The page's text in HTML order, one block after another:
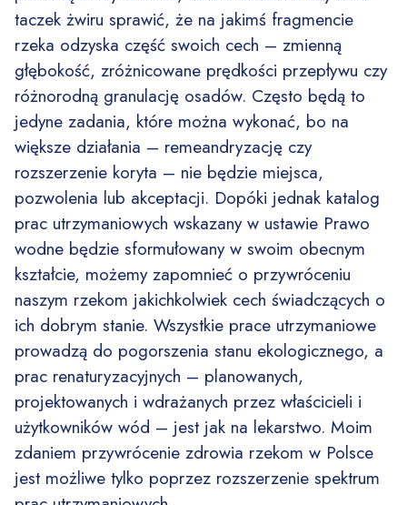
taczek żwiru sprawić, że na jakimś fragmencie
rzeka odzyska część swoich cech – zmienną
głębokość, zróżnicowane prędkości przepływu czy
różnorodną granulację osadów. Często będą to
jedyne zadania, które można wykonać, bo na
większe działania – remeandryzację czy
rozszerzenie koryta – nie będzie miejsca,
pozwolenia lub akceptacji. Dopóki jednak katalog
prac utrzymaniowych wskazany w ustawie Prawo
wodne będzie sformułowany w swoim obecnym
kształcie, możemy zapomnieć o przywróceniu
naszym rzekom jakichkolwiek cech świadczących o
ich dobrym stanie. Wszystkie prace utrzymaniowe
prowadzą do pogorszenia stanu ekologicznego, a
prac renaturyzacyjnych – planowanych,
projektowanych i wdrażanych przez właścicieli i
użytkowników wód – jest jak na lekarstwo. Moim
zdaniem przywrócenie zdrowia rzekom w Polsce
jest możliwe tylko poprzez rozszerzenie spektrum